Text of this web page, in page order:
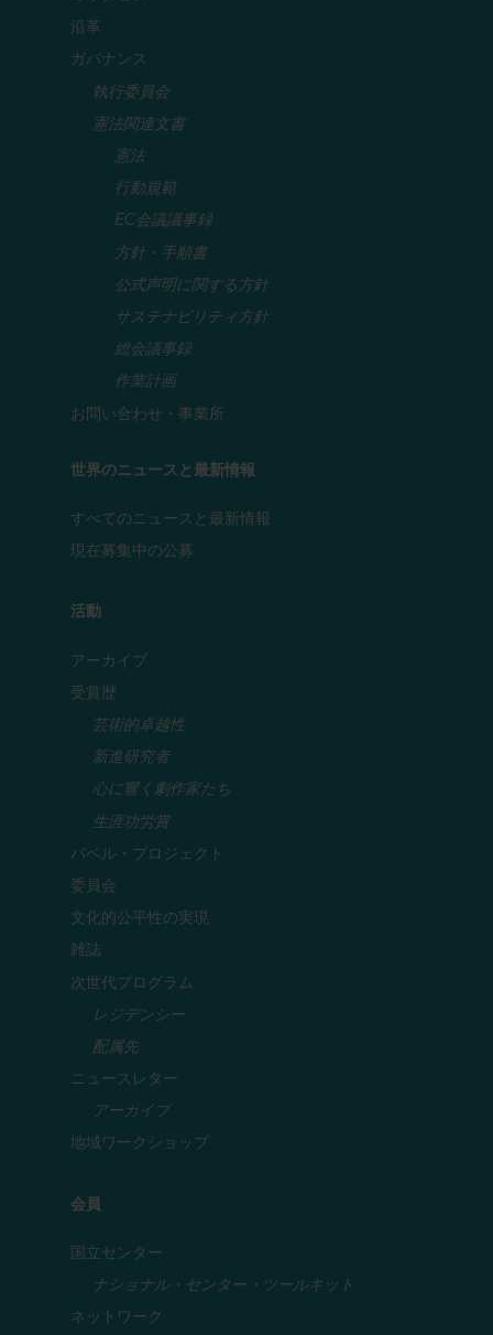
沿革
ガバナンス
執行委員会
憲法関連文書
憲法
行動規範
EC会議議事録
方針・手順書
公式声明に関する方針
サステナビリティ方針
総会議事録
作業計画
お問い合わせ・事業所
世界のニュースと最新情報
すべてのニュースと最新情報
現在募集中の公募
活動
アーカイブ
受賞歴
芸術的卓越性
新進研究者
心に響く劇作家たち
生涯功労賞
バベル・プロジェクト
委員会
文化的公平性の実現
雑誌
次世代プログラム
レジデンシー
配属先
ニュースレター
アーカイブ
地域ワークショップ
会員
国立センター
ナショナル・センター・ツールキット
ネットワーク